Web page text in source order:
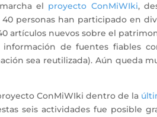
el proyecto ConMiWIki,
personas han participado en
artículos nuevos sobre el
información de fuentes fiables
sea reutilizada). Aún queda
ConMiWIki dentro de la
seis actividades fue posible